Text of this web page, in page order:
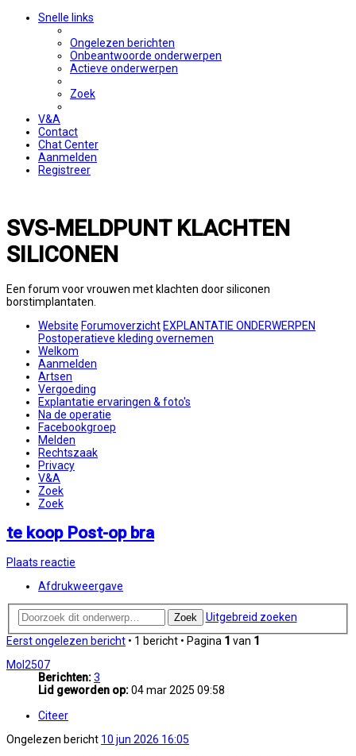
Snelle links
Ongelezen berichten
Onbeantwoorde onderwerpen
Actieve onderwerpen
Zoek
V&A
Contact
Chat Center
Aanmelden
Registreer
SVS-MELDPUNT KLACHTEN
SILICONEN
Een forum voor vrouwen met klachten door siliconen
borstimplantaten.
Website ForumoverzichtEXPLANTATIE ONDERWERPEN
Postoperatieve kleding overnemen
Welkom
Aanmelden
Artsen
Vergoeding
Explantatie ervaringen & foto's
Na de operatie
Facebookgroep
Melden
Rechtszaak
Privacy
V&A
Zoek
Zoek
te koop Post-op bra
Plaats reactie
Afdrukweergave
Zoek
Uitgebreid zoeken
Eerst ongelezen bericht • 1 bericht • Pagina 1 van 1
Mol2507
Berichten:3
Lid geworden op:04 mar 2025 09:58
Citeer
Ongelezen bericht 10 jun 2026 16:05